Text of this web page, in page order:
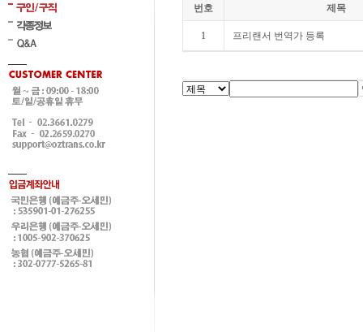
번호 제목
1 프리랜서 번역가 등록